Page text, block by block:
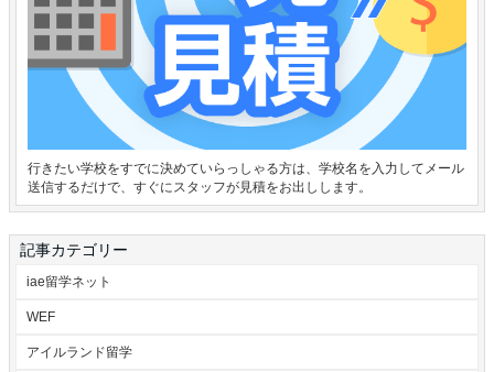
行きたい学校をすでに決めていらっしゃる方は、学校名を入力してメール
送信するだけで、すぐにスタッフが見積をお出しします。
記事カテゴリー
iae留学ネット
WEF
アイルランド留学